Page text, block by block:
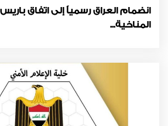
انضمام العراق رسمياً إلى اتفاق
المناخية...